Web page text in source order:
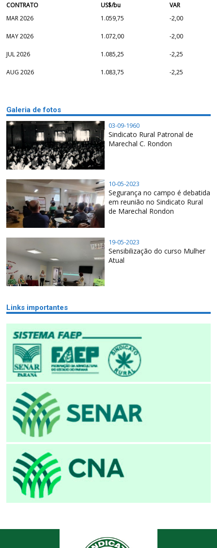
CONTRATO
US$/bu
VAR
MAR 2026
1.059,75 -2,00
MAY 2026 1.072,00 -2,00
JUL 2026 1.085,25 -2,25
AUG 2026 1.083,75 -2,25
Galeria de fotos
03-09-1960
Sindicato Rural Patronal de
Marechal C. Rondon
10-05-2023
Segurança no campo é debatida
em reunião no Sindicato Rural
de Marechal Rondon
19-05-2023
Sensibilização do curso Mulher
Atual
Links importantes